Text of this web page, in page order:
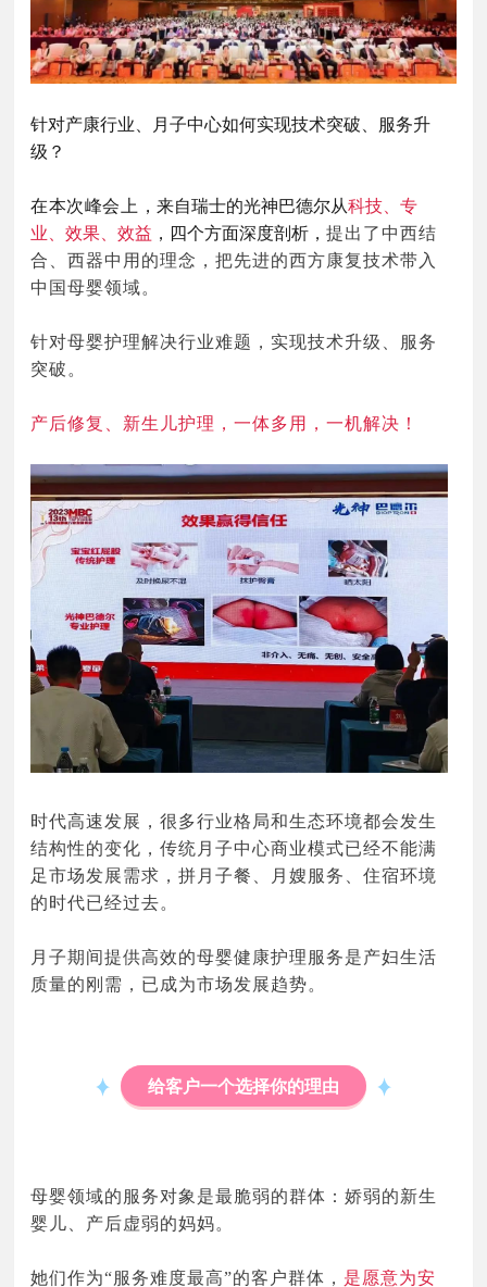
针对产康行业、月子中心如何实现技术突破、服务升
级？
在本次峰会上，来自瑞士的光神巴德尔从科技、专
业、效果、效益 ，四个方面深度剖析，提出了中西结
合、西器中用的理念，把先进的西方康复技术带入
中国母婴领域。
针对母婴护理解决行业难题，实现技术升级、服务
突破。
产后修复、新生儿护理，一体多用，一机解决！
时代高速发展，很多行业格局和生态环境都会发生
结构性的变化，传统月子中心商业模式已经不能满
足市场发展需求，拼月子餐、月嫂服务、住宿环境
的时代已经过去。
月子期间提供高效的母婴健康护理服务是产妇生活
质量的刚需，已成为市场发展趋势。
给客户一个选择你的理由
母婴领域的服务对象是最脆弱的群体：娇弱的新生
婴儿、产后虚弱的妈妈。
她们作为“服务难度最高”的客户群体， 是愿意为安